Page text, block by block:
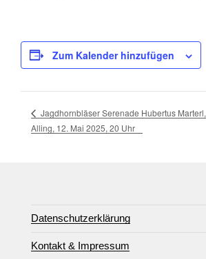
Zum Kalender hinzufügen
Jagdhornbläser Serenade Hubertus Marterl,
Alling, 12. Mai 2025, 20 Uhr
Datenschutzerklärung
Kontakt & Impressum